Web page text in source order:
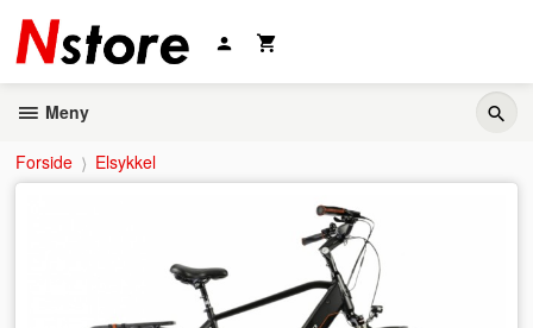
innholdet
Meny
Forside Elsykkel